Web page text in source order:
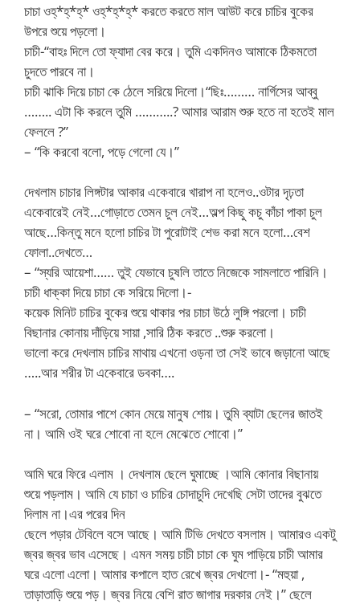
চাচা ওহ্*হ্*হ্* ওহ্*হ্*হ্* করতে করতে মাল আউট করে চাচির বুকের
উপরে শুয়ে পড়লো।
চাচী-“বাহঃ দিলে তো ফ্যাদা বের করে। তুমি একদিনও আমাকে ঠিকমতো
চুদতে পারবে না।
চাচী ঝাকি দিয়ে চাচা কে ঠেলে সরিয়ে দিলো।“ছিঃ……… নার্গিসের আব্বু
…….. এটা কি করলে তুমি ………..? আমার আরাম শুরু হতে না হতেই মাল
ফেললে ?”
– “কি করবো বলো, পড়ে গেলো যে।”
দেখলাম চাচার লিঙ্গটার আকার একেবারে খারাপ না হলেও..ওটার দৃঢ়তা
একেবারেই নেই…গোড়াতে তেমন চুল নেই…অল্প কিছু কচু কাঁচা পাকা চুল
আছে…কিন্তু মনে হলো চাচির টা পুরোটাই শেভ করা মনে হলো…বেশ
ফোলা..দেখতে…
– “স্যরি আয়েশা…… তুই যেভাবে চুষলি তাতে নিজেকে সামলাতে পারিনি।
চাচী ধাক্কা দিয়ে চাচা কে সরিয়ে দিলো।-
কয়েক মিনিট চাচির বুকের শুয়ে থাকার পর চাচা উঠে লুঙ্গি পরলো। চাচী
বিছানার কোনায় দাঁড়িয়ে সায়া ,সারি ঠিক করতে ..শুরু করলো।
ভালো করে দেখলাম চাচির মাথায় এখনো ওড়না তা সেই ভাবে জড়ানো আছে
…..আর শরীর টা একেবারে ডবকা….
– “সরো, তোমার পাশে কোন মেয়ে মানুষ শোয়। তুমি ব্যাটা ছেলের জাতই
না। আমি ওই ঘরে শোবো না হলে মেঝেতে শোবো।”
আমি ঘরে ফিরে এলাম । দেখলাম ছেলে ঘুমাচ্ছে ।আমি কোনার বিছানায়
শুয়ে পড়লাম। আমি যে চাচা ও চাচির চোদাচুদি দেখেছি সেটা তাদের বুঝতে
দিলাম না।এর পরের দিন
ছেলে পড়ার টেবিলে বসে আছে। আমি টিভি দেখতে বসলাম। আমারও একটু
জ্বর জ্বর ভাব এসেছে। এমন সময় চাচী চাচা কে ঘুম পাড়িয়ে চাচী আমার
ঘরে এলো এলো। আমার কপালে হাত রেখে জ্বর দেখলো।- “মহুয়া ,
তাড়াতাড়ি শুয়ে পড়। জ্বর নিয়ে বেশি রাত জাগার দরকার নেই।” ছেলে